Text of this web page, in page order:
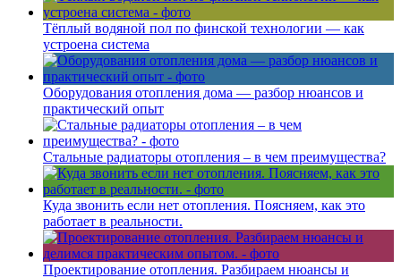
Тёплый водяной пол по финской технологии — как
устроена система
Оборудования отопления дома — разбор нюансов и
практический опыт
Стальные радиаторы отопления – в чем преимущества?
Куда звонить если нет отопления. Поясняем, как это
работает в реальности.
Проектирование отопления. Разбираем нюансы и